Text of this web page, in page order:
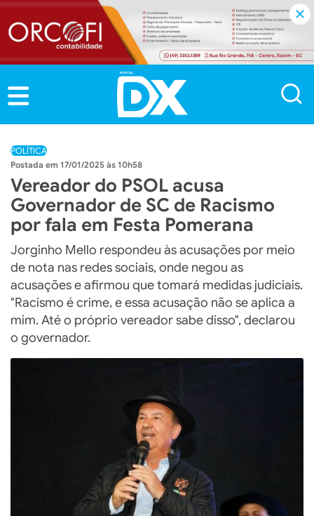
POLÍTICA
17/01/2025 às 10h58
Vereador do PSOL acusa
Governador de SC de Racismo
por fala em Festa Pomerana
Jorginho Mello respondeu às acusações por meio
de nota nas redes sociais, onde negou as
acusações e afirmou que tomará medidas judiciais.
"Racismo é crime, e essa acusação não se aplica a
mim. Até o próprio vereador sabe disso", declarou
o governador.